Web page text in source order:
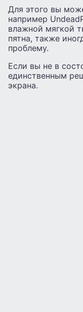
Для этого вы
например
влажной мягкой
пятна, также
проблему.
Если вы не в
единственным
экрана.